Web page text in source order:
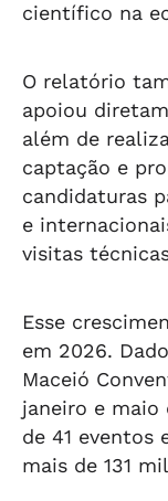
científico na
O relatório
apoiou
além de
captação e
candidaturas
e
visitas
Esse
em 2026.
Maceió
janeiro e maio
de 41 eventos
mais de 131